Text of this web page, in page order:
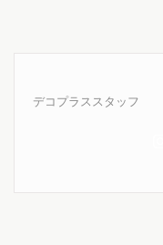
デコプラススタッフ